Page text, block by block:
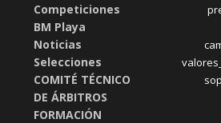
Competiciones
BM Playa
Noticias
Selecciones
COMITÉ TÉCNICO
DE ÁRBITROS
FORMACIÓN